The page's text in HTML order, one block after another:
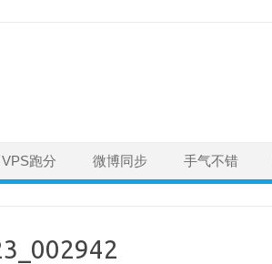
VPS跑分 微博同步 手气不错